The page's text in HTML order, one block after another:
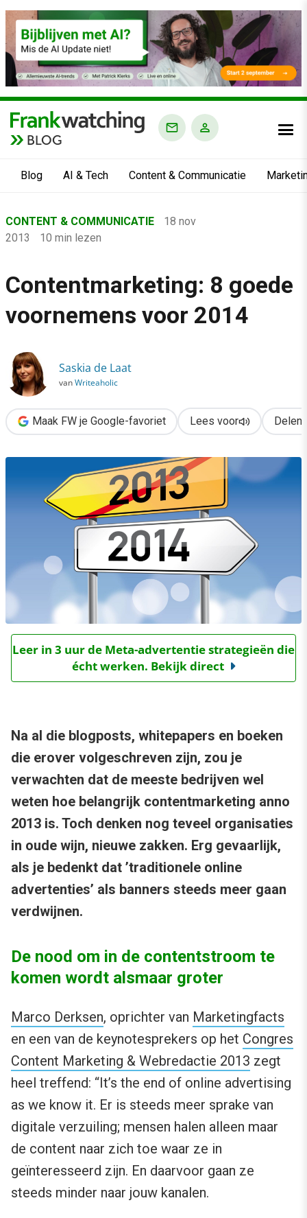
BLOG
Blog AI & Tech Content & Communicatie
›
Content & Communicatie
›
CONTENT & COMMUNICATIE
18 nov
2013
10 min lezen
Contentmarketing: 8 goede
voornemens voor 2014
Saskia de Laat
vanWriteaholic
Maak FW je Google-favoriet Lees voor Delen
Leer in 3 uur de Meta-advertentie strategieën die
écht werken. Bekijk direct
Na al die blogposts, whitepapers en boeken
die erover volgeschreven zijn, zou je
verwachten dat de meeste bedrijven wel
weten hoe belangrijk contentmarketing anno
2013 is. Toch denken nog teveel organisaties
in oude wijn, nieuwe zakken. Erg gevaarlijk,
als je bedenkt dat ’traditionele online
advertenties’ als banners steeds meer gaan
verdwijnen.
De nood om in de contentstroom te
komen wordt alsmaar groter
Marco Derksen, oprichter van Marketingfacts
en een van de keynotesprekers op het Congres
Content Marketing & Webredactie 2013 zegt
heel treffend: “It’s the end of online advertising
as we know it. Er is steeds meer sprake van
digitale verzuiling; mensen halen alleen maar
de content naar zich toe waar ze in
geïnteresseerd zijn. En daarvoor gaan ze
steeds minder naar jouw kanalen.